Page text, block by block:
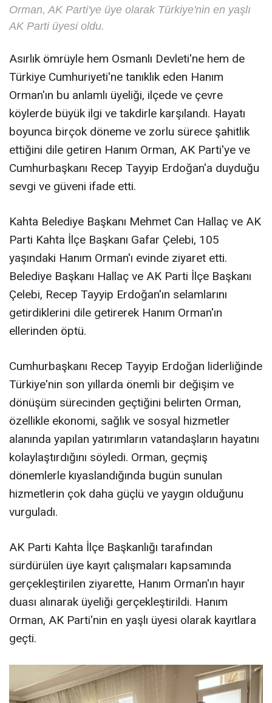
Orman, AK Parti'ye üye olarak Türkiye'nin en yaşlı
AK Parti üyesi oldu.
Asırlık ömrüyle hem Osmanlı Devleti'ne hem de
Türkiye Cumhuriyeti'ne tanıklık eden Hanım
Orman'ın bu anlamlı üyeliği, ilçede ve çevre
köylerde büyük ilgi ve takdirle karşılandı. Hayatı
boyunca birçok döneme ve zorlu sürece şahitlik
ettiğini dile getiren Hanım Orman, AK Parti'ye ve
Cumhurbaşkanı Recep Tayyip Erdoğan'a duyduğu
sevgi ve güveni ifade etti.
Kahta Belediye Başkanı Mehmet Can Hallaç ve AK
Parti Kahta İlçe Başkanı Gafar Çelebi, 105
yaşındaki Hanım Orman'ı evinde ziyaret etti.
Belediye Başkanı Hallaç ve AK Parti İlçe Başkanı
Çelebi, Recep Tayyip Erdoğan'ın selamlarını
getirdiklerini dile getirerek Hanım Orman'ın
ellerinden öptü.
Cumhurbaşkanı Recep Tayyip Erdoğan liderliğinde
Türkiye'nin son yıllarda önemli bir değişim ve
dönüşüm sürecinden geçtiğini belirten Orman,
özellikle ekonomi, sağlık ve sosyal hizmetler
alanında yapılan yatırımların vatandaşların hayatını
kolaylaştırdığını söyledi. Orman, geçmiş
dönemlerle kıyaslandığında bugün sunulan
hizmetlerin çok daha güçlü ve yaygın olduğunu
vurguladı.
AK Parti Kahta İlçe Başkanlığı tarafından
sürdürülen üye kayıt çalışmaları kapsamında
gerçekleştirilen ziyarette, Hanım Orman'ın hayır
duası alınarak üyeliği gerçekleştirildi. Hanım
Orman, AK Parti'nin en yaşlı üyesi olarak kayıtlara
geçti.